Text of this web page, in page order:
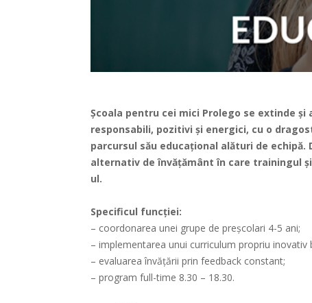
Școala pentru cei mici Prolego se extinde
responsabili, pozitivi și energici, cu o
parcursul său educațional alături de echipă.
alternativ de învățământ în care trainingul
ul.
Specificul funcției:
– coordonarea unei grupe de preșcolari 4-5 ani;
– implementarea unui curriculum propriu inovativ
– evaluarea învățării prin feedback constant;
– program full-time 8.30 – 18.30.